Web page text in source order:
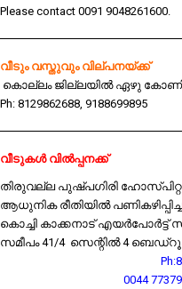
Please contact 0091 9048261600.
വീടും വസ്തുവും വില്പനയ്ക്ക്
കൊല്ലം ജില്ലയിൽ ഏഴു
Ph: 8129862688, 9188699895
വീടുകൾ വിൽപ്പനക്ക്
തിരുവല്ല പുഷ്പഗിരി
ആധുനിക രീതിയിൽ
കൊച്ചി കാക്കനാട് എയർപോർട്ട്
സമീപം 41/4 സെന്റിൽ 4
0044